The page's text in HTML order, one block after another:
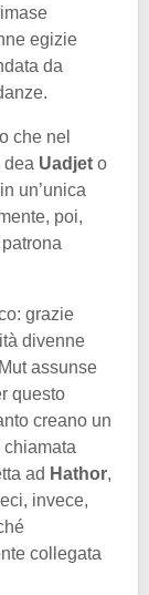
egizie
da
che nel
dea Uadjet o
un’unica
poi,
grazie
divenne
assunse
questo
creano un
chiamata
ad Hathor,
invece,
collegata